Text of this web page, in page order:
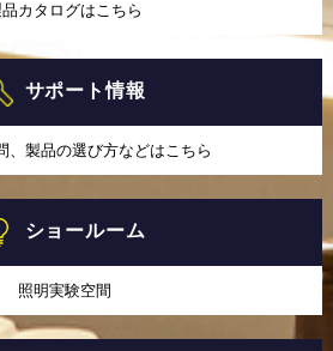
カタログはこちら
サポート情報
、製品の選び方などはこちら
ショールーム
照明実験空間